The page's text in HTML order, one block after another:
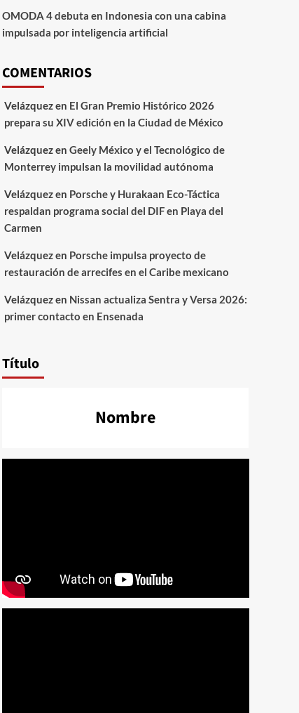
OMODA 4 debuta en Indonesia con una cabina
impulsada por inteligencia artificial
COMENTARIOS
Velázquezen El Gran Premio Histórico 2026
prepara su XIV edición en la Ciudad de México
Velázquezen Geely México y el Tecnológico de
Monterrey impulsan la movilidad autónoma
Velázquezen Porsche y Hurakaan Eco-Táctica
respaldan programa social del DIF en Playa del
Carmen
Velázquezen Porsche impulsa proyecto de
restauración de arrecifes en el Caribe mexicano
Velázquezen Nissan actualiza Sentra y Versa 2026:
primer contacto en Ensenada
Título
Nombre